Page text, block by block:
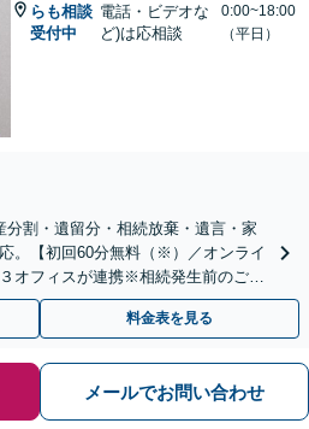
らも相談
受付中
電話・ビデオな
ど)は応相談
0:00~18:00
（平日）
分割・遺留分・相続放棄・遺言・家
。【初回60分無料（※）／オンライ
オフィスが連携※相続発生前のご相
います。
料金表を見る
メールでお問い合わせ